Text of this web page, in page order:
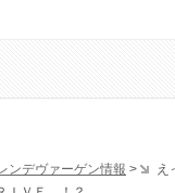
ンデヴァーゲン情報 >
え